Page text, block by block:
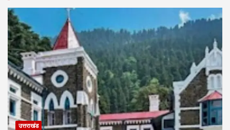
उत्तराखंड